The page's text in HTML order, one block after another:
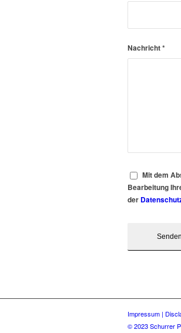
Nachricht*
Mit dem
Bearbeitung
der
Impressum |
© 2023 Schurrer